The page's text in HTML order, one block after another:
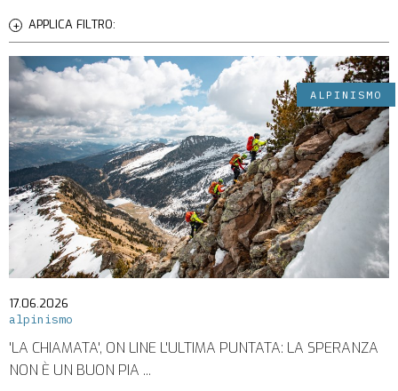
CAI
SEZIONI
GRUPPI
REGIONALI
ORGANI
TECNICI
E
STRUTTURE
OPERATIVE
SEDE
CENTRALE
BIBLIOTECA
CINETECA
BACHECA
APPLICA FILTRO:
ALPINISMO
17.06.2026
alpinismo
'LA CHIAMATA', ON LINE L'ULTIMA PUNTATA: LA SPERANZA
NON È UN BUON PIA ...